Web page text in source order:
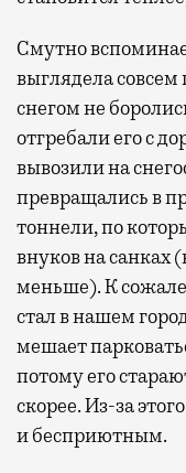
Смутно
выглядела
снегом не
отгребали его с
вывозили на
превращались в
тоннели, по
внуков на санках
меньше). К
стал в нашем
мешает
потому его
скорее. Из-за
и бесприютным.